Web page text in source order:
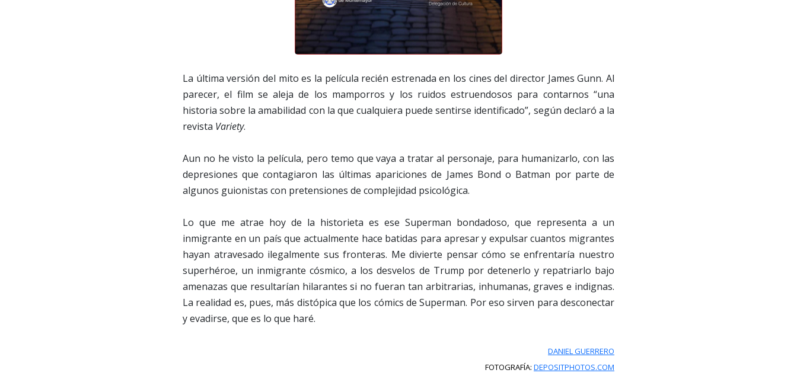
La última versión del mito es la película recién estrenada en los cines del director James Gunn. Al
parecer, el film se aleja de los mamporros y los ruidos estruendosos para contarnos “una
historia sobre la amabilidad con la que cualquiera puede sentirse identificado”, según declaró a la
revista Variety.
Aun no he visto la película, pero temo que vaya a tratar al personaje, para humanizarlo, con las
depresiones que contagiaron las últimas apariciones de James Bond o Batman por parte de
algunos guionistas con pretensiones de complejidad psicológica.
Lo que me atrae hoy de la historieta es ese Superman bondadoso, que representa a un
inmigrante en un país que actualmente hace batidas para apresar y expulsar cuantos migrantes
hayan atravesado ilegalmente sus fronteras. Me divierte pensar cómo se enfrentaría nuestro
superhéroe, un inmigrante cósmico, a los desvelos de Trump por detenerlo y repatriarlo bajo
amenazas que resultarían hilarantes si no fueran tan arbitrarias, inhumanas, graves e indignas.
La realidad es, pues, más distópica que los cómics de Superman. Por eso sirven para desconectar
y evadirse, que es lo que haré.
DANIEL GUERRERO
FOTOGRAFÍA: DEPOSITPHOTOS.COM